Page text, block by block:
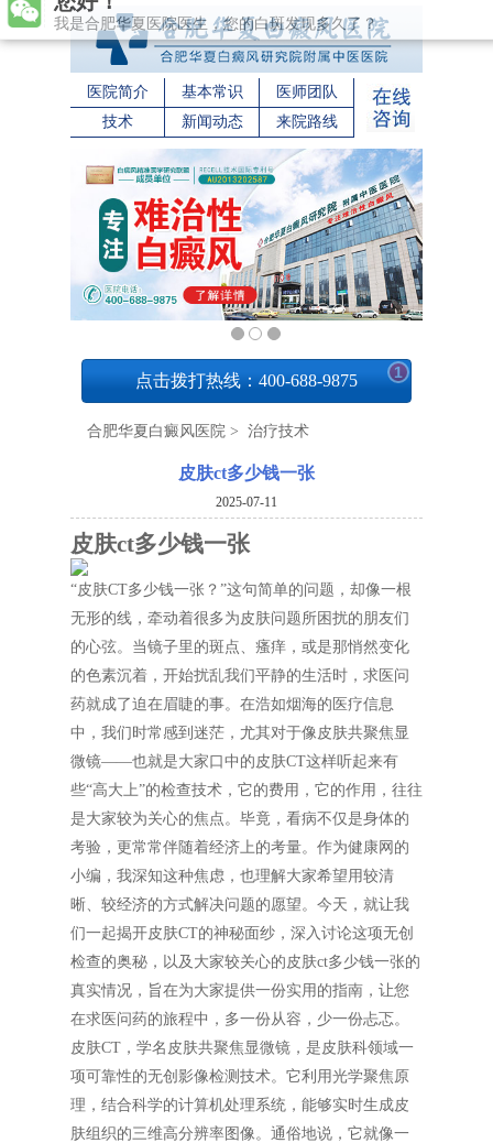
医院简介 基本常识
医师团队
技术
新闻动态 来院路线
点击拨打热线：400-688-9875 1
合肥华夏白癜风医院 > 治疗技术
皮肤ct多少钱一张
2025-07-11
皮肤ct多少钱一张
“皮肤CT多少钱一张？”这句简单的问题，却像一根
无形的线，牵动着很多为皮肤问题所困扰的朋友们
的心弦。当镜子里的斑点、瘙痒，或是那悄然变化
的色素沉着，开始扰乱我们平静的生活时，求医问
药就成了迫在眉睫的事。在浩如烟海的医疗信息
中，我们时常感到迷茫，尤其对于像皮肤共聚焦显
微镜——也就是大家口中的皮肤CT这样听起来有
些“高大上”的检查技术，它的费用，它的作用，往往
是大家较为关心的焦点。毕竟，看病不仅是身体的
考验，更常常伴随着经济上的考量。作为健康网的
小编，我深知这种焦虑，也理解大家希望用较清
晰、较经济的方式解决问题的愿望。今天，就让我
们一起揭开皮肤CT的神秘面纱，深入讨论这项无创
检查的奥秘，以及大家较关心的皮肤ct多少钱一张的
真实情况，旨在为大家提供一份实用的指南，让您
在求医问药的旅程中，多一份从容，少一份忐忑。
皮肤CT，学名皮肤共聚焦显微镜，是皮肤科领域一
项可靠性的无创影像检测技术。它利用光学聚焦原
理，结合科学的计算机处理系统，能够实时生成皮
肤组织的三维高分辨率图像。通俗地说，它就像一
您好！
我是合肥华夏医院医生，您的白斑发现多久了？